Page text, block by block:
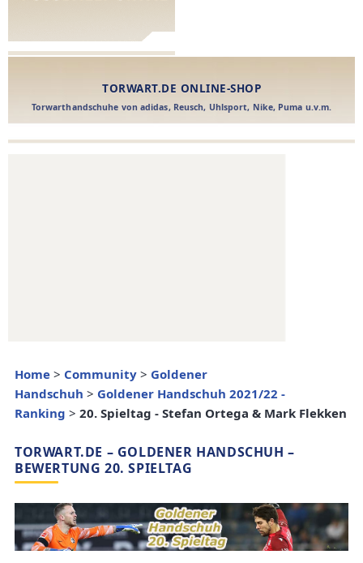
Home > Community > Goldener
Handschuh > Goldener Handschuh 2021/22 -
Ranking > 20. Spieltag - Stefan Ortega & Mark Flekken
TORWART.DE – GOLDENER HANDSCHUH –
BEWERTUNG 20. SPIELTAG